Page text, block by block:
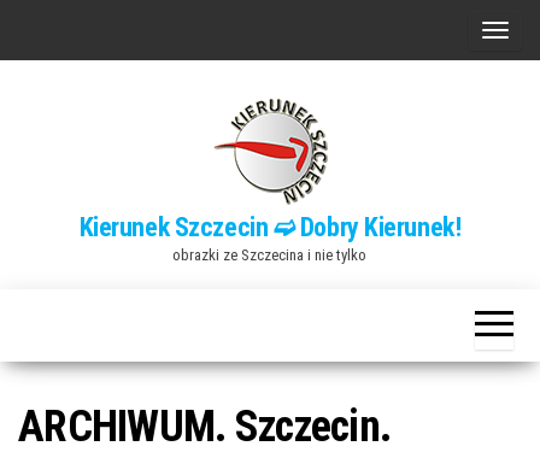
P
n
a
w
Kierunek Szczecin ➫ Dobry Kierunek!
obrazki ze Szczecina i nie tylko
ARCHIWUM. Szczecin.